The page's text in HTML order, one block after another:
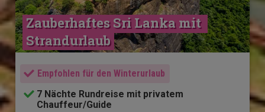
Zauberhaftes Sri Lanka mit
Strandurlaub
Empfohlen für den Winterurlaub
7 Nächte Rundreise mit privatem
Chauffeur/Guide